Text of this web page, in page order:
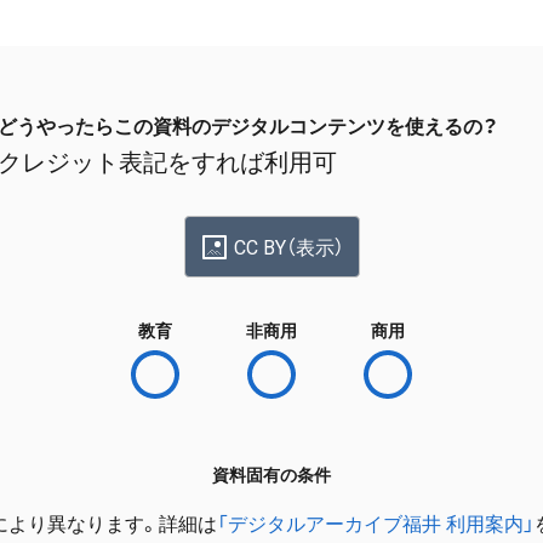
どうやったらこの資料のデジタルコンテンツを使えるの？
クレジット表記をすれば利用可
CC BY（表示）
教育 非商用 商用
資料固有の条件
より異なります。詳細は 「デジタルアーカイブ福井 利用案内」